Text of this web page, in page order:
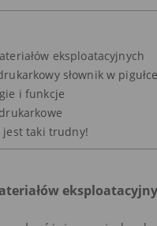
eksploatacyjnych
słownik w pigułce
i funkcje
jest taki trudny!